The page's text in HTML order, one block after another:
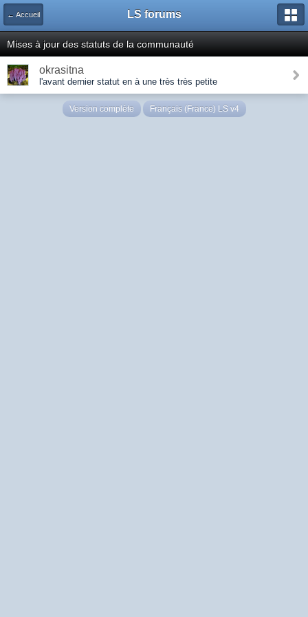
← Accueil LS forums
Mises à jour des statuts de la communauté
okrasitna
l'avant dernier statut en à une très très petite
Version complète Français (France) LS v4